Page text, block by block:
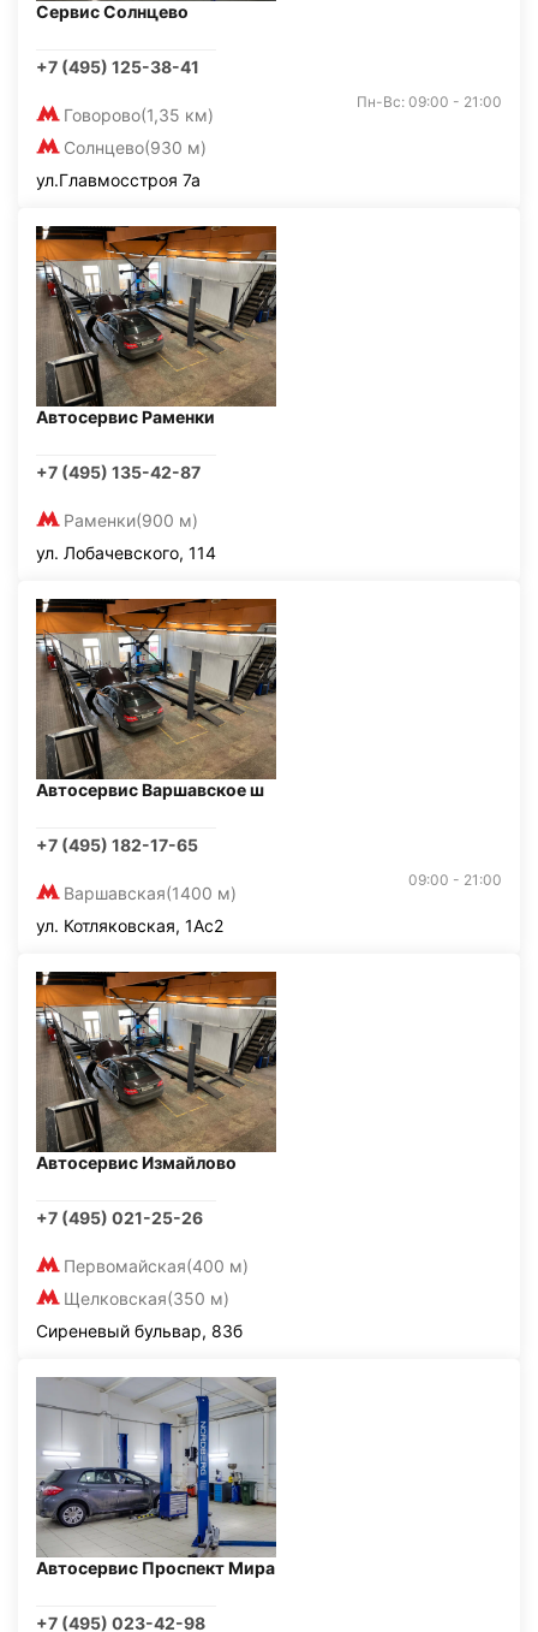
Сервис Солнцево
+7 (495) 125-38-41
Говорово(1,35 км)
Солнцево(930 м)
Пн-Вс: 09:00 - 21:00
ул.Главмосстроя 7а
Автосервис Раменки
+7 (495) 135-42-87
Раменки(900 м)
ул. Лобачевского, 114
Автосервис Варшавское ш
+7 (495) 182-17-65
Варшавская(1400 м)
09:00 - 21:00
ул. Котляковская, 1Ас2
Автосервис Измайлово
+7 (495) 021-25-26
Первомайская(400 м)
Щелковская(350 м)
Сиреневый бульвар, 83б
Автосервис Проспект Мира
+7 (495) 023-42-98